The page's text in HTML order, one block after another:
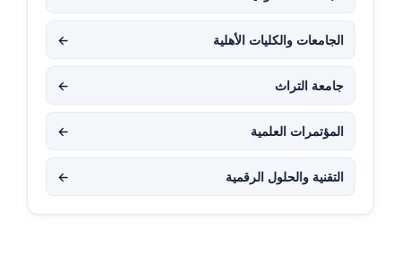
الجامعات والكليات الأهلية ←
جامعة التراث ←
المؤتمرات العلمية ←
التقنية والحلول الرقمية ←